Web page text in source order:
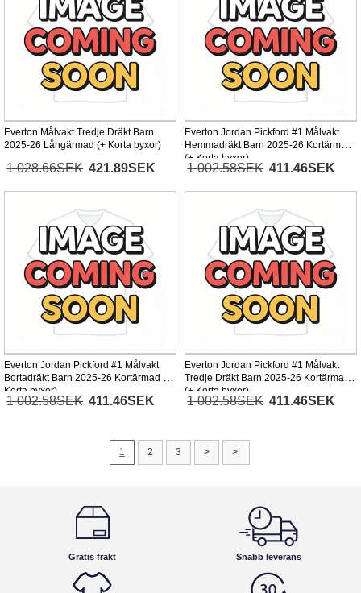
Everton Målvakt Tredje Dräkt Barn
2025-26 Långärmad (+ Korta byxor)
1 028.66SEK 421.89SEK
Everton Jordan Pickford #1 Målvakt
Hemmadräkt Barn 2025-26 Kortärmad
(+ Korta byxor)
1 002.58SEK 411.46SEK
Everton Jordan Pickford #1 Målvakt
Bortadräkt Barn 2025-26 Kortärmad (+
Korta byxor)
1 002.58SEK 411.46SEK
Everton Jordan Pickford #1 Målvakt
Tredje Dräkt Barn 2025-26 Kortärmad
(+ Korta byxor)
1 002.58SEK 411.46SEK
1 2 3 > >|
Gratis frakt Snabb leverans